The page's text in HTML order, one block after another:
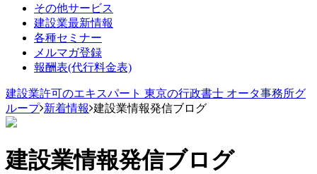
その他サービス
建設業最新情報
各種セミナー
メルマガ登録
報酬表(代行料金表)
建設業許可のエキスパート 東京の行政書士 オータ事務所グ
ループ 新着情報 建設業情報発信ブログ
建設業情報発信ブログ